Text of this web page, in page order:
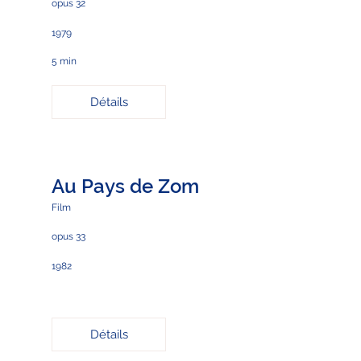
opus 32
1979
5 min
Détails
Au Pays de Zom
Film
opus 33
1982
Détails